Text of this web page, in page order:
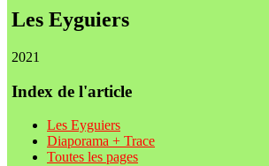
Les Eyguiers
2021
Index de l'article
Les Eyguiers
Diaporama + Trace
Toutes les pages